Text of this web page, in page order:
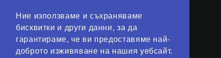
Ние използваме и съхраняваме
бисквитки и други данни, за да
гарантираме, че ви предоставяме най-
доброто изживяване на нашия уебсайт.
КУЛТУРА
ЛАЙФСТАЙЛ